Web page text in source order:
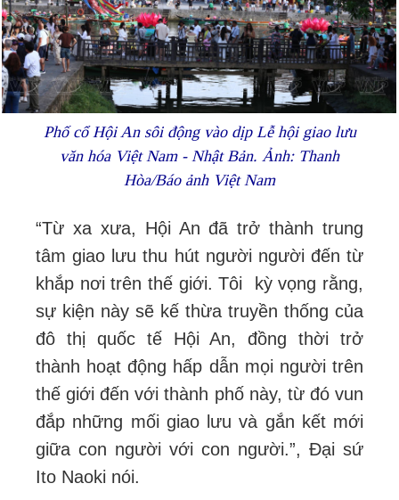
Phố cổ Hội An sôi động vào dịp Lễ hội giao lưu
văn hóa Việt Nam - Nhật Bản. Ảnh: Thanh
Hòa/Báo ảnh Việt Nam
“Từ xa xưa, Hội An đã trở thành trung
tâm giao lưu thu hút người người đến từ
khắp nơi trên thế giới. Tôi kỳ vọng rằng,
sự kiện này sẽ kế thừa truyền thống của
đô thị quốc tế Hội An, đồng thời trở
thành hoạt động hấp dẫn mọi người trên
thế giới đến với thành phố này, từ đó vun
đắp những mối giao lưu và gắn kết mới
giữa con người với con người.”, Đại sứ
Ito Naoki nói.